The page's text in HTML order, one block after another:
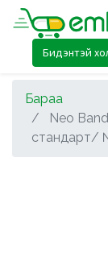
Бидэнтэй
Бараа
Neo
стандарт/